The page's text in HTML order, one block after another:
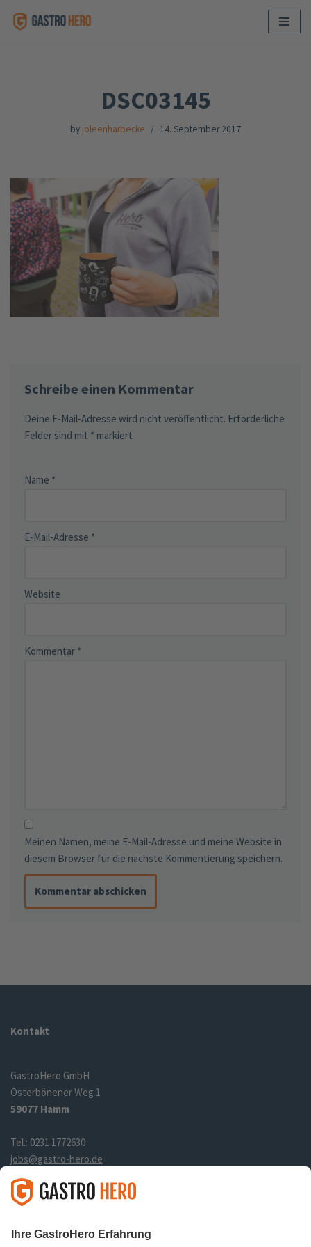
DSC03145
by joleenharbecke 14. September 2017
Schreibe einen Kommentar
Deine E-Mail-Adresse wird nicht veröffentlicht. Erforderliche
Felder sind mit * markiert
Name *
E-Mail-Adresse *
Website
Kommentar *
Meinen Namen, meine E-Mail-Adresse und meine Website in
diesem Browser für die nächste Kommentierung speichern.
Kontakt
GastroHero GmbH
Osterbönener Weg 1
59077 Hamm
Tel.: 0231 1772630
jobs@gastro-hero.de